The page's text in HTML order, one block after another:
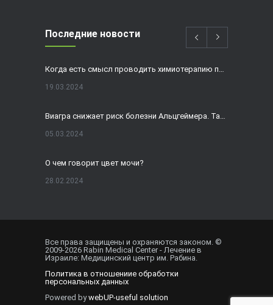
Последние новости
19.03.2024
05.03.2024
О чем говорит цвет мочи?
28.02.2024
01.02.2024
Все права защищены и охраняются законом. ©
2009-2026 Rabin Medical Center - Лечение в
Израиле: Медицинский центр им. Рабина.
Политика в отношениие обработки
персональных данных
Powered bywebUP-useful solution